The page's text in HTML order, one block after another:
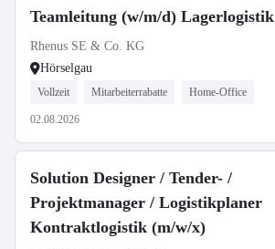
Teamleitung (w/m/d) Lagerlogistik
Rhenus SE & Co. KG
Hörselgau
Vollzeit Mitarbeiterrabatte Home-Office
02.08.2026
Solution Designer / Tender- /
Projektmanager / Logistikplaner
Kontraktlogistik (m/w/x)